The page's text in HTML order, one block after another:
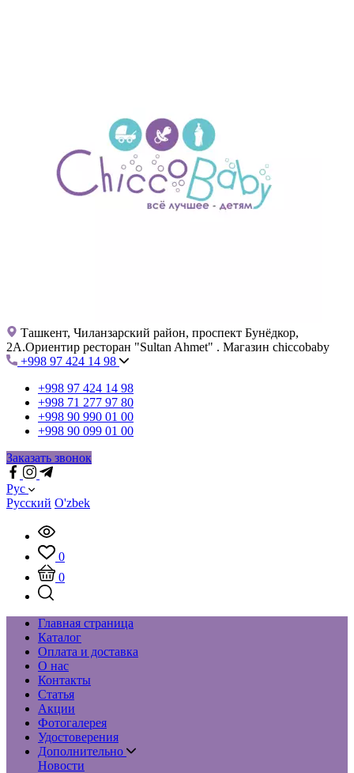
Ташкент, Чиланзарский район, проспект Бунёдкор,
2А.Ориентир ресторан "Sultan Ahmet" . Магазин chiccobaby
+998 97 424 14 98
+998 97 424 14 98
+998 71 277 97 80
+998 90 990 01 00
+998 90 099 01 00
Заказать звонок
Рус
Русский O'zbek
0
0
Главная страница
Каталог
Оплата и доставка
О нас
Контакты
Статья
Акции
Фотогалерея
Удостоверения
Дополнительно
Новости